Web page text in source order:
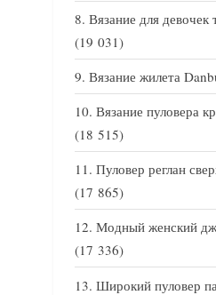
Вязание для девочек
(19 031)
Вязание жилета
Вязание пуловера
(18 515)
Пуловер реглан
(17 865)
Модный женский
(17 336)
Широкий пуловер